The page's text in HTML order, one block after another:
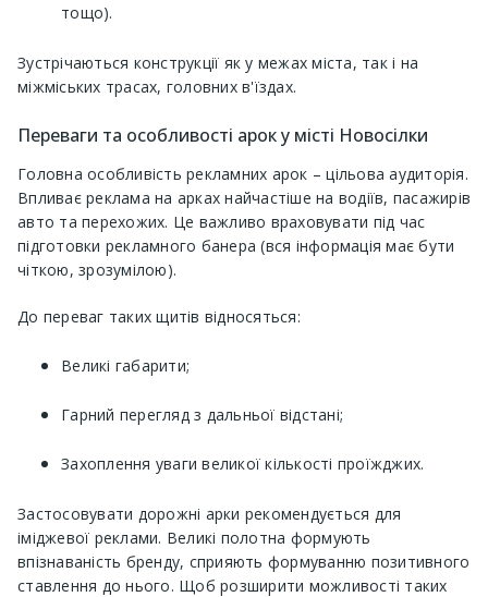
тощо).
Зустрічаються конструкції як у межах міста, так і на
міжміських трасах, головних в'їздах.
Переваги та особливості арок у місті Новосілки
Головна особливість рекламних арок – цільова аудиторія.
Впливає реклама на арках найчастіше на водіїв, пасажирів
авто та перехожих. Це важливо враховувати під час
підготовки рекламного банера (вся інформація має бути
чіткою, зрозумілою).
До переваг таких щитів відносяться:
Великі габарити;
Гарний перегляд з дальньої відстані;
Захоплення уваги великої кількості проїжджих.
Застосовувати дорожні арки рекомендується для
іміджевої реклами. Великі полотна формують
впізнаваність бренду, сприяють формуванню позитивного
ставлення до нього. Щоб розширити можливості таких